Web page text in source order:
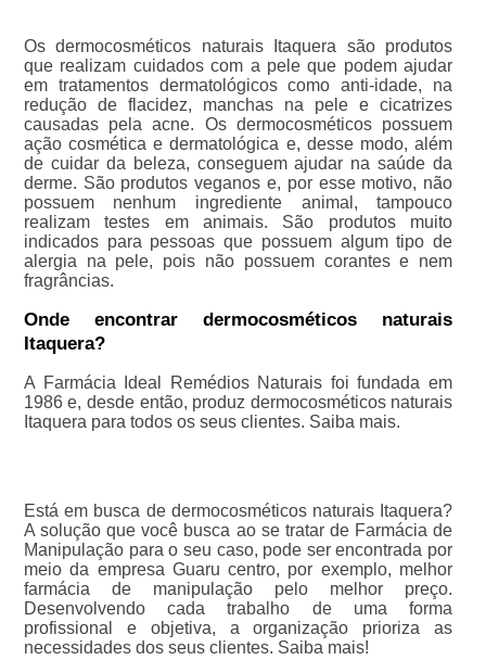
Os dermocosméticos naturais Itaquera são produtos
que realizam cuidados com a pele que podem ajudar
em tratamentos dermatológicos como anti-idade, na
redução de flacidez, manchas na pele e cicatrizes
causadas pela acne. Os dermocosméticos possuem
ação cosmética e dermatológica e, desse modo, além
de cuidar da beleza, conseguem ajudar na saúde da
derme. São produtos veganos e, por esse motivo, não
possuem nenhum ingrediente animal, tampouco
realizam testes em animais. São produtos muito
indicados para pessoas que possuem algum tipo de
alergia na pele, pois não possuem corantes e nem
fragrâncias.
Onde encontrar dermocosméticos naturais
Itaquera?
A Farmácia Ideal Remédios Naturais foi fundada em
1986 e, desde então, produz dermocosméticos naturais
Itaquera para todos os seus clientes. Saiba mais.
Está em busca de dermocosméticos naturais Itaquera?
A solução que você busca ao se tratar de Farmácia de
Manipulação para o seu caso, pode ser encontrada por
meio da empresa Guaru centro, por exemplo, melhor
farmácia de manipulação pelo melhor preço.
Desenvolvendo cada trabalho de uma forma
profissional e objetiva, a organização prioriza as
necessidades dos seus clientes. Saiba mais!